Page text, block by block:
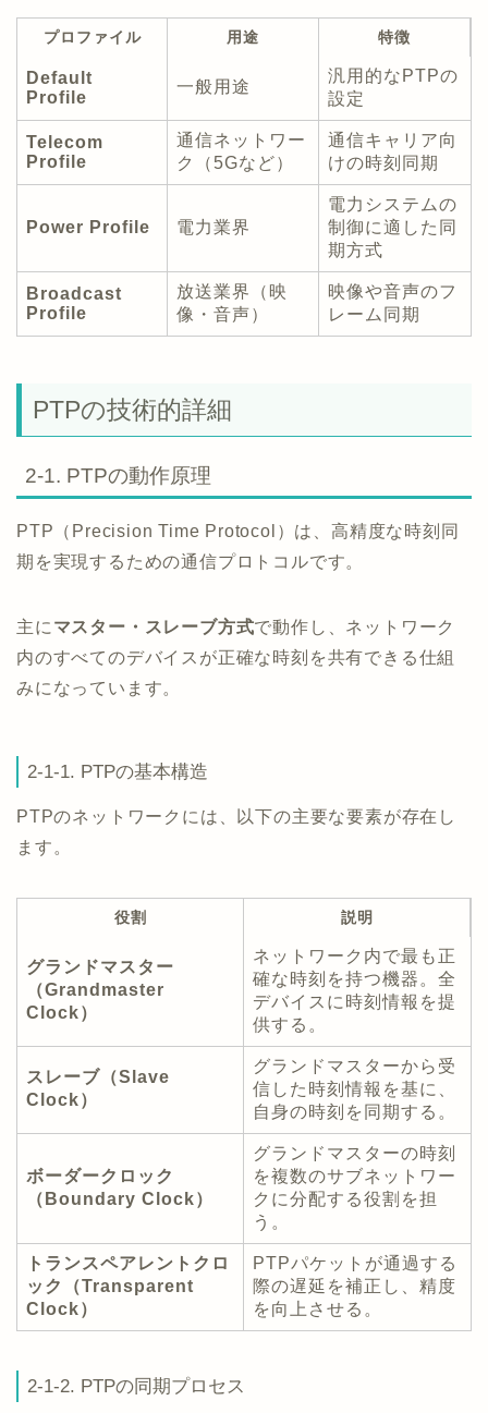
プロファイル 用途 特徴
Default
Profile
一般用途
汎用的なPTPの
設定
Telecom
Profile
通信ネットワー
ク（5Gなど）
通信キャリア向
けの時刻同期
Power Profile 電力業界
電力システムの
制御に適した同
期方式
Broadcast
Profile
放送業界（映
像・音声）
映像や音声のフ
レーム同期
PTPの技術的詳細
2-1. PTPの動作原理
PTP（Precision Time Protocol）は、高精度な時刻同
期を実現するための通信プロトコルです。
主に マスター・スレーブ方式で動作し、ネットワーク
内のすべてのデバイスが正確な時刻を共有できる仕組
みになっています。
2-1-1. PTPの基本構造
PTPのネットワークには、以下の主要な要素が存在し
ます。
役割 説明
グランドマスター
（Grandmaster
Clock）
ネットワーク内で最も正
確な時刻を持つ機器。全
デバイスに時刻情報を提
供する。
スレーブ（Slave
Clock）
グランドマスターから受
信した時刻情報を基に、
自身の時刻を同期する。
ボーダークロック
（Boundary Clock）
グランドマスターの時刻
を複数のサブネットワー
クに分配する役割を担
う。
トランスペアレントクロ
ック（Transparent
Clock）
PTPパケットが通過する
際の遅延を補正し、精度
を向上させる。
2-1-2. PTPの同期プロセス